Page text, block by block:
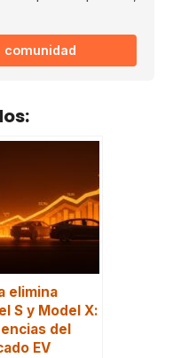
comunidad
elimina
S y Model X:
del
EV